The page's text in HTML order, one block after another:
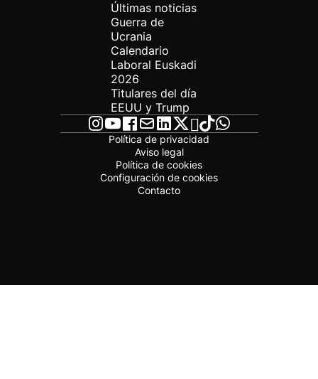
Últimas noticias
Guerra de
Ucrania
Calendario
Laboral Euskadi
2026
Titulares del día
EEUU y Trump
Política de privacidad
Aviso legal
Política de cookies
Configuración de cookies
Contacto